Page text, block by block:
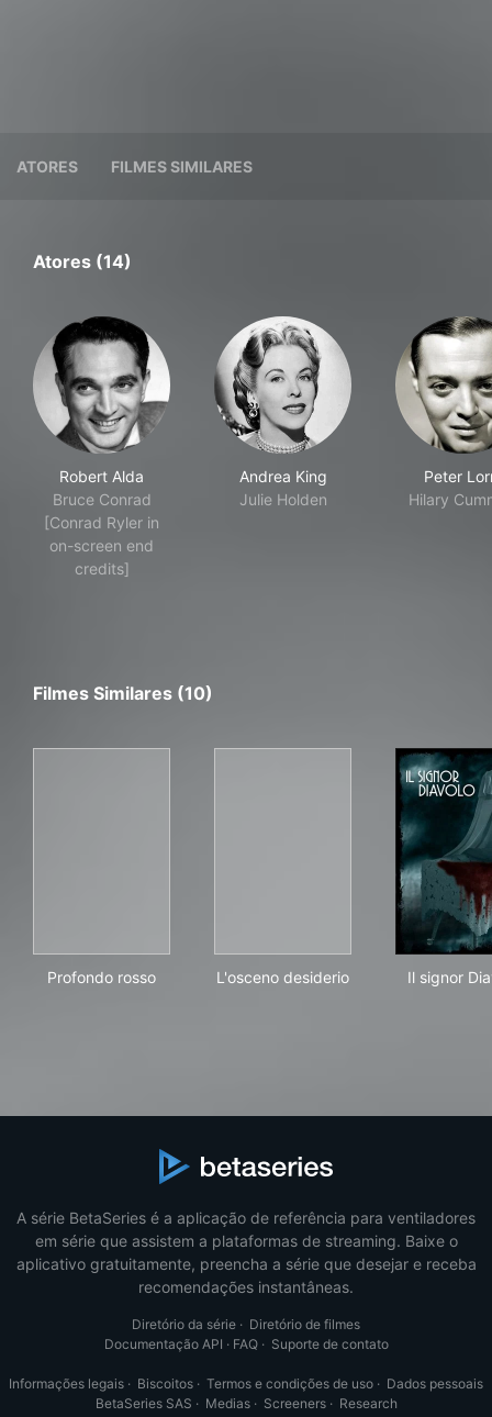
ATORES FILMES SIMILARES
Atores (14)
Robert Alda
Bruce Conrad
[Conrad Ryler in
on-screen end
credits]
Andrea King
Julie Holden
Peter
Hilary
Filmes Similares (10)
Profondo rosso L'osceno desiderio Il signor
A série BetaSeries é a aplicação de referência para ventiladores
em série que assistem a plataformas de streaming. Baixe o
aplicativo gratuitamente, preencha a série que desejar e receba
recomendações instantâneas.
Diretório da série · Diretório de filmes
Documentação API · FAQ· Suporte de contato
Informações legais · Biscoitos · Termos e condições de uso · Dados pessoais
BetaSeries SAS · Medias· Screeners· Research